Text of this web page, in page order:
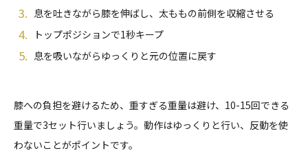
息を吐きながら膝を伸ばし、太ももの前側を収縮させる
トップポジションで1秒キープ
息を吸いながらゆっくりと元の位置に戻す
膝への負担を避けるため、重すぎる重量は避け、10-15回できる
重量で3セット行いましょう。動作はゆっくりと行い、反動を使
わないことがポイントです。